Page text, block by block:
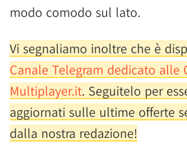
modo comodo sul lato.
Vi segnaliamo inoltre che è
Canale Telegram dedicato alle
Multiplayer.it. Seguitelo per
aggiornati sulle ultime offerte
dalla nostra redazione!